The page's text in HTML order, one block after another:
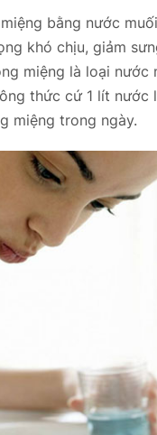
bằng nước
khó chịu, giảm
miệng là loại nước
thức cứ 1 lít nước
miệng trong ngày.